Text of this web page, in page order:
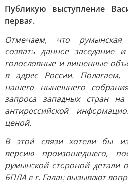
Публикую выступление
первая.
Отмечаем, что румынская
созвать данное заседание
голословные и лишенные
в адрес России. Полагаем,
нашего нынешнего
запроса западных стран
антироссийской
ценой.
В этой связи хотели бы
версию произошедшего,
румынской стороной детали
БПЛА в г. Галац вызывают